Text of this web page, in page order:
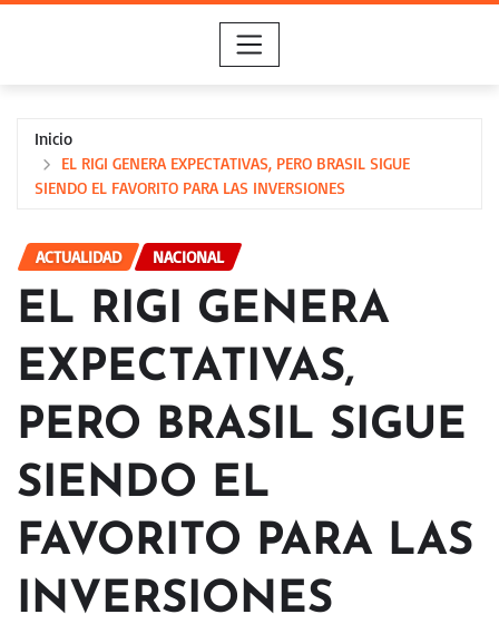
Inicio
EL RIGI GENERA EXPECTATIVAS, PERO BRASIL SIGUE
SIENDO EL FAVORITO PARA LAS INVERSIONES
ACTUALIDAD NACIONAL
EL RIGI GENERA
EXPECTATIVAS,
PERO BRASIL SIGUE
SIENDO EL
FAVORITO PARA LAS
INVERSIONES